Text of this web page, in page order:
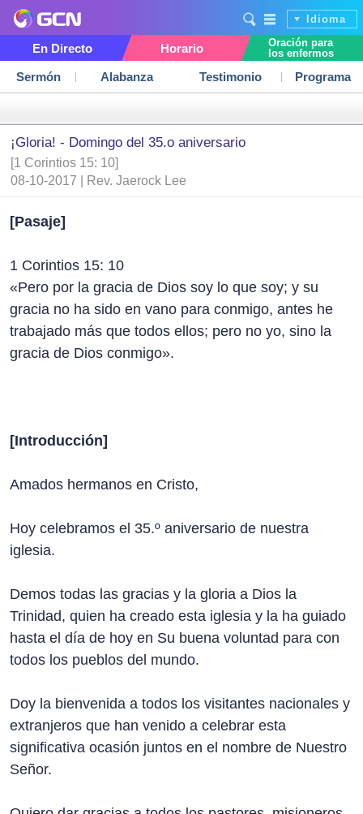
Idioma
En Directo Horario
Oración para
los enfermos
Sermón Alabanza Testimonio Programa
¡Gloria! - Domingo del 35.o aniversario
[1 Corintios 15: 10]
08-10-2017 | Rev. Jaerock Lee
[Pasaje]
1 Corintios 15: 10
«Pero por la gracia de Dios soy lo que soy; y su
gracia no ha sido en vano para conmigo, antes he
trabajado más que todos ellos; pero no yo, sino la
gracia de Dios conmigo».
[Introducción]
Amados hermanos en Cristo,
Hoy celebramos el 35.º aniversario de nuestra
iglesia.
Demos todas las gracias y la gloria a Dios la
Trinidad, quien ha creado esta iglesia y la ha guiado
hasta el día de hoy en Su buena voluntad para con
todos los pueblos del mundo.
Doy la bienvenida a todos los visitantes nacionales y
extranjeros que han venido a celebrar esta
significativa ocasión juntos en el nombre de Nuestro
Señor.